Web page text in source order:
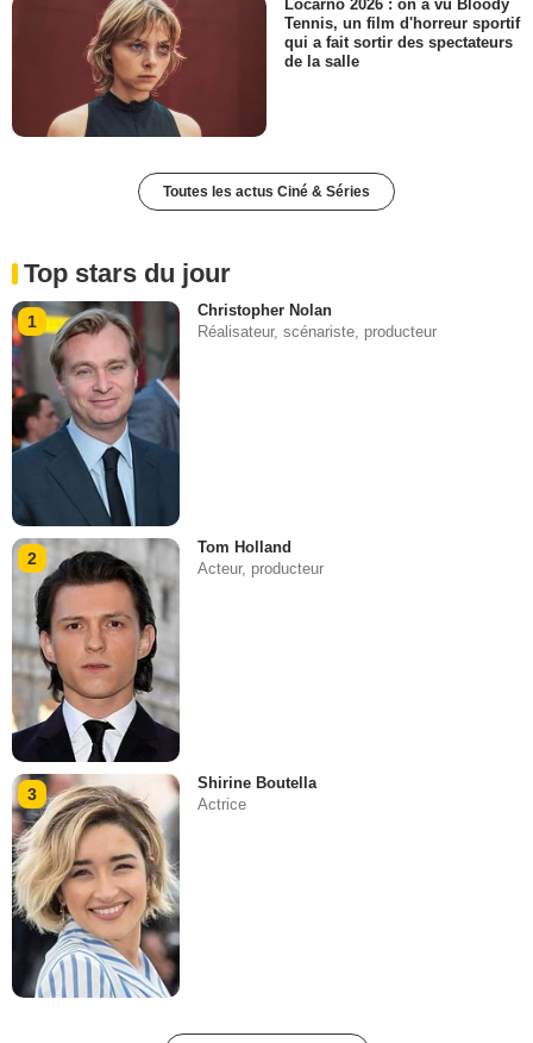
Locarno 2026 : on a vu Bloody
Tennis, un film d'horreur sportif
qui a fait sortir des spectateurs
de la salle
Toutes les actus Ciné & Séries
Top stars du jour
1
Christopher Nolan
Réalisateur, scénariste, producteur
2
Tom Holland
Acteur, producteur
3
Shirine Boutella
Actrice